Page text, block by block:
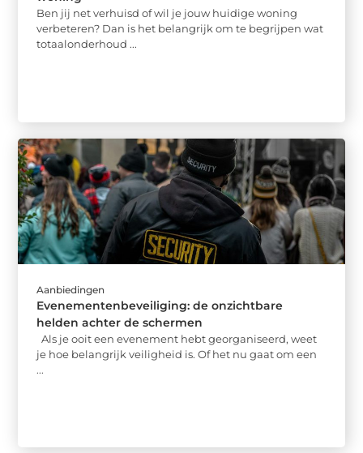
Ben jij net verhuisd of wil je jouw huidige woning
verbeteren? Dan is het belangrijk om te begrijpen wat
totaalonderhoud ...
Aanbiedingen
Evenementenbeveiliging: de onzichtbare
helden achter de schermen
Als je ooit een evenement hebt georganiseerd, weet
je hoe belangrijk veiligheid is. Of het nu gaat om een
...